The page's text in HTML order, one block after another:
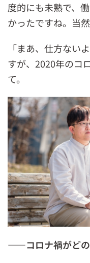
度的にも未熟で、
かったですね。当
「まあ、仕方ない
すが、2020年のコ
て。
――コロナ禍がどの